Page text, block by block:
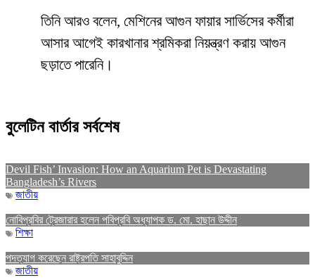
তিনি আরও বলেন, মেশিনের আগুন ফায়ার সার্ভিসের কর্মীরা
আসার আগেই কারখানার শ্রমিকরা নিয়ন্ত্রণ করায় আগুন
ছড়াতে পারেনি।
বুলেটিন বার্তার সর্বশেষ
Devil Fish’ Invasion: How an Aquarium Pet is Devastating
Bangladesh’s Rivers
জাতীয়
নোবিপ্রবির ট্রেজারার হলেন পবিপ্রবি অধ্যাপক ড. মো. হাছান উদ্দীন
শিক্ষা
পদত্যাগ করেছেন রাষ্ট্রপতি সাহাবুদ্দিন
জাতীয়